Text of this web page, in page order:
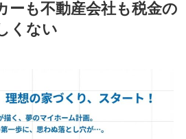
ーも不動産会社も税金の
くない